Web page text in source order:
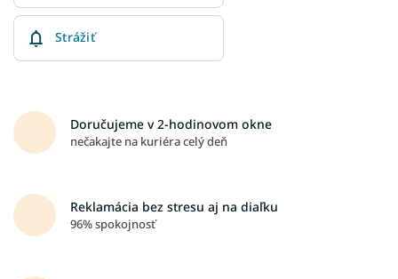
Strážiť
Doručujeme v 2-hodinovom okne
nečakajte na kuriéra celý deň
Reklamácia bez stresu aj na diaľku
96% spokojnosť